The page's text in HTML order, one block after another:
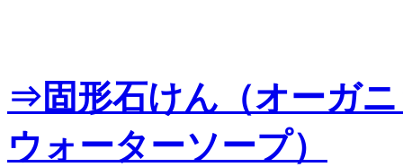
⇒固形石けん（オーガ
ウォーターソープ）